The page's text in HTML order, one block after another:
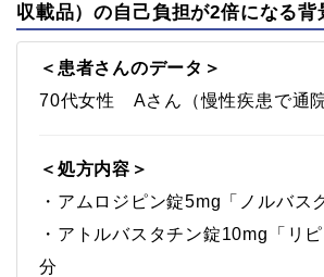
収載品）の自己負担が2倍になる背
＜患者さんのデータ＞
70代女性 Aさん（慢性疾患で通院
＜処方内容＞
・アムロジピン錠5mg「ノルバス
・アトルバスタチン錠10mg「リ
分